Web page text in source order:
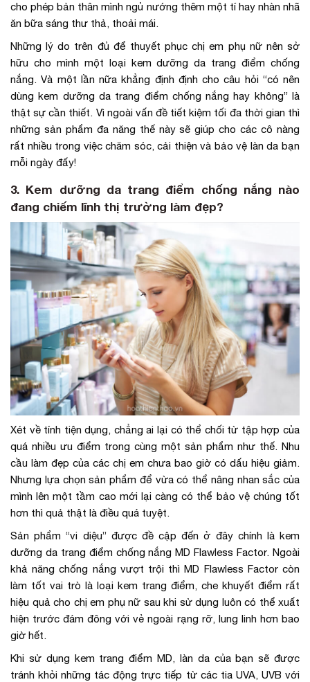
cho phép bản thân mình ngủ nướng thêm một tí hay nhàn nhã
ăn bữa sáng thư thả, thoải mái.
Những lý do trên đủ để thuyết phục chị em phụ nữ nên sở
hữu cho mình một loại kem dưỡng da trang điểm chống
nắng. Và một lần nữa khẳng định định cho câu hỏi “có nên
dùng kem dưỡng da trang điểm chống nắng hay không” là
thật sự cần thiết. Vì ngoài vấn đề tiết kiệm tối đa thời gian thì
những sản phẩm đa năng thế này sẽ giúp cho các cô nàng
rất nhiều trong việc chăm sóc, cải thiện và bảo vệ làn da bạn
mỗi ngày đấy!
3. Kem dưỡng da trang điểm chống nắng nào
đang chiếm lĩnh thị trường làm đẹp?
Xét về tính tiện dụng, chẳng ai lại có thể chối từ tập hợp của
quá nhiều ưu điểm trong cùng một sản phẩm như thế. Nhu
cầu làm đẹp của các chị em chưa bao giờ có dấu hiệu giảm.
Nhưng lựa chọn sản phẩm để vừa có thể nâng nhan sắc của
mình lên một tầm cao mới lại càng có thể bảo vệ chúng tốt
hơn thì quả thật là điều quá tuyệt.
Sản phẩm “vi diệu” được đề cập đến ở đây chính là kem
dưỡng da trang điểm chống nắng MD Flawless Factor. Ngoài
khả năng chống nắng vượt trội thì MD Flawless Factor còn
làm tốt vai trò là loại kem trang điểm, che khuyết điểm rất
hiệu quả cho chị em phụ nữ sau khi sử dụng luôn có thể xuất
hiện trước đám đông với vẻ ngoài rạng rỡ, lung linh hơn bao
giờ hết.
Khi sử dụng kem trang điểm MD, làn da của bạn sẽ được
tránh khỏi những tác động trực tiếp từ các tia UVA, UVB với